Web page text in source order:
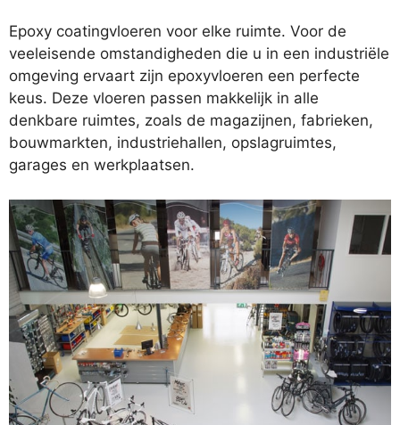
Epoxy coatingvloeren voor elke ruimte. Voor de
veeleisende omstandigheden die u in een industriële
omgeving ervaart zijn epoxyvloeren een perfecte
keus. Deze vloeren passen makkelijk in alle
denkbare ruimtes, zoals de magazijnen, fabrieken,
bouwmarkten, industriehallen, opslagruimtes,
garages en werkplaatsen.